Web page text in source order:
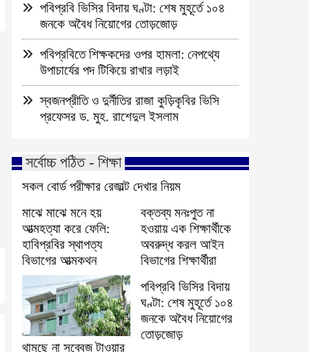
পবিপ্রবি ভিসির বিদায় ঘণ্টা: শেষ মুহূর্তে ১০৪
জনকে অবৈধ নিয়োগের তোড়জোড়
পবিপ্রবিতে শিক্ষকদের ওপর হামলা: নেপথ্যে
উপাচার্যের পদ টিকিয়ে রাখার লড়াই
স্বজনপ্রীতি ও দুর্নীতির রাজা কুড়িকৃবির ভিসি
প্রফেসর ড. মুহ. রাশেদুল ইসলাম
সর্বোচ্চ পঠিত - শিক্ষা
সকল বোর্ড পরীক্ষার রেজাল্ট দেখার নিয়ম
মাঝে মাঝে মনে হয়
আত্মহত্যা করে ফেলি:
হাবিপ্রবির স্থাপত্য
বিভাগের আত্মকথন
বক্তব্য মনঃপুত না
হওয়ায় এক শিক্ষার্থীকে
অবরুদ্ধ করল আইন
বিভাগের শিক্ষার্থীরা
থামছে না সব্বেজ টাওয়ার
পবিপ্রবি ভিসির বিদায়
ঘণ্টা: শেষ মুহূর্তে ১০৪
জনকে অবৈধ নিয়োগের
তোড়জোড়